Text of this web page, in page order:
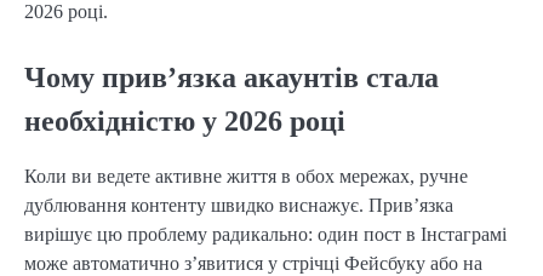
2026 році.
Чому прив’язка акаунтів стала
необхідністю у 2026 році
Коли ви ведете активне життя в обох мережах, ручне
дублювання контенту швидко виснажує. Прив’язка
вирішує цю проблему радикально: один пост в Інстаграмі
може автоматично з’явитися у стрічці Фейсбуку або на